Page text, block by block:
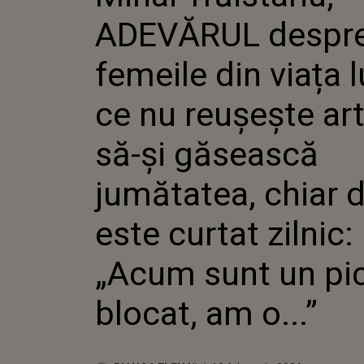
LUI! DE
SĂ-ȘI
DACĂ
ZILNIC:
UN PIC
ADEVĂRUL
femeile din viața
ce nu reușește
să-și găsească
jumătatea, chiar
este curtat zilnic:
„Acum sunt un
blocat, am o...”